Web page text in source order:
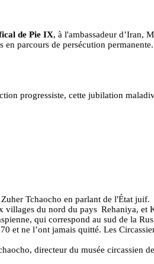
de Pie IX, à l'ambassadeur d’Iran,
parcours de persécution permanente.
progressiste, cette jubilation
Zuher Tchaocho en parlant de l'État juif.
villages du nord du pays Rehaniya, et
qui correspond au sud de la
et ne l’ont jamais quitté. Les
, directeur du musée circassien de